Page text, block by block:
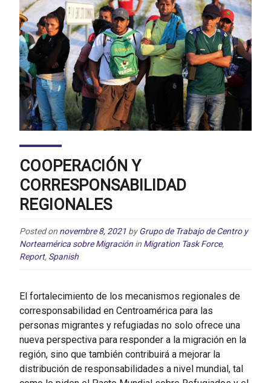
COOPERACIÓN Y
CORRESPONSABILIDAD
REGIONALES
Posted on novembre 8, 2021 by Grupo de Trabajo de Centro y
Norteamérica sobre Migración in Migration Task Force,
Report, Spanish
El fortalecimiento de los mecanismos regionales de
corresponsabilidad en Centroamérica para las
personas migrantes y refugiadas no solo ofrece una
nueva perspectiva para responder a la migración en la
región, sino que también contribuirá a mejorar la
distribución de responsabilidades a nivel mundial, tal